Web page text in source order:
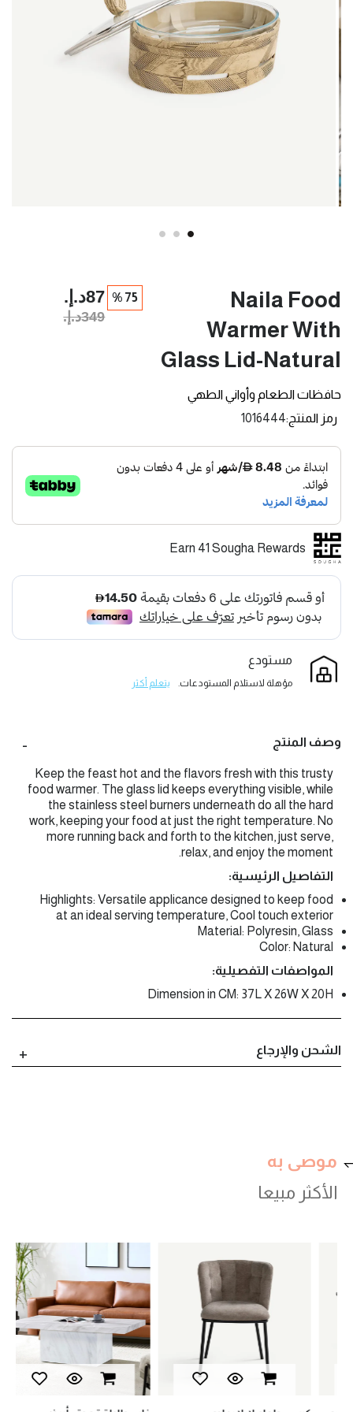
Naila Food
Warmer With
Glass Lid-Natural
حافظات الطعام وأواني الطهي
رمز المنتج 1016444
75 % 87د.إ.‏
349د.إ.‏
Earn 41 Sougha Rewards
مستودع
مؤهلة لاستلام المستودعات. يتعلم أكثر
وصف المنتج
Keep the feast hot and the flavors fresh with this trusty
food warmer. The glass lid keeps everything visible, while
the stainless steel burners underneath do all the hard
work, keeping your food at just the right temperature. No
more running back and forth to the kitchen, just serve,
relax, and enjoy the moment.
التفاصيل الرئيسية:
Highlights: Versatile applicance designed to keep food
at an ideal serving temperature, Cool touch exterior
Material: Polyresin, Glass
Color: Natural
المواصفات التفصيلية:
Dimension in CM: 37L X 26W X 20H
الشحن والإرجاع
موصى به
الأكثر مبيعا